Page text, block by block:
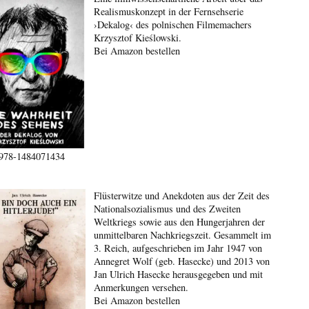
1484071434
Realismuskonzept in der Fernsehserie
›Dekalog‹ des polnischen Filmemachers
Krzysztof Kieślowski.
Bei Amazon bestellen
Flüsterwitze und Anekdoten aus der Zeit des
Nationalsozialismus und des Zweiten
Weltkriegs sowie aus den Hungerjahren der
unmittelbaren Nachkriegszeit. Gesammelt im
3. Reich, aufgeschrieben im Jahr 1947 von
Annegret Wolf (geb. Hasecke) und 2013 von
Jan Ulrich Hasecke herausgegeben und mit
Anmerkungen versehen.
Bei Amazon bestellen